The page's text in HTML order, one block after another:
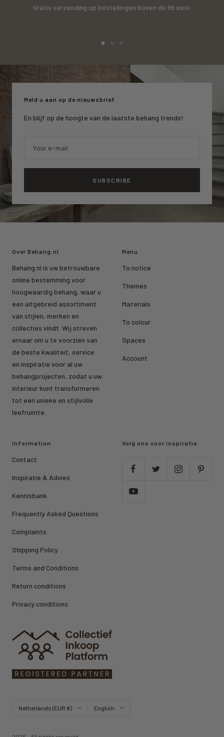
Gratis verzending op bestellingen boven de 99 euro.
1
2
slide
3
Meld u aan op de nieuwsbrief
En blijf op de hoogte van de laatste behang trends!
Your e-mail
SUBSCRIBE
Over Behang.nl
Behang.nl is uw betrouwbare
online bestemming voor
hoogwaardig behang, waar u
een uitgebreid assortiment
van stijlen, merken en
collecties vindt. Wij streven
ernaar om u te voorzien van
de beste kwaliteit, service
en inspiratie voor al uw
behangprojecten, zodat u uw
interieur kunt transformeren
tot een unieke en stijlvolle
leefruimte.
Menu
To notice
Themes
Materials
To colour
Spaces
Account
Information
Contact
Inspiratie & Advies
Kennisbank
Frequently Asked Questions
Complaints
Shipping Policy
Terms and Conditions
Return conditions
Privacy conditions
Volg ons voor inspiratie
Country/region Netherlands (EUR €) Language
English